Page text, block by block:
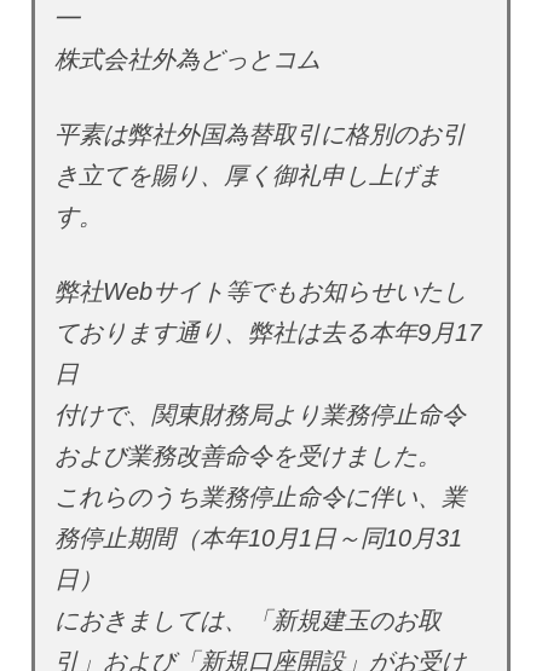
━
株式会社外為どっとコム
平素は弊社外国為替取引に格別のお引
き立てを賜り、厚く御礼申し上げま
す。
弊社Webサイト等でもお知らせいたし
ております通り、弊社は去る本年9月17
日
付けで、関東財務局より業務停止命令
および業務改善命令を受けました。
これらのうち業務停止命令に伴い、業
務停止期間（本年10月1日～同10月31
日）
におきましては、「新規建玉のお取
引」および「新規口座開設」がお受け